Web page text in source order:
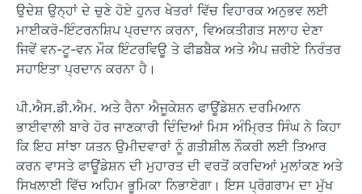
ਉਦੇਸ਼ ਉਨ੍ਹਾਂ ਦੇ ਚੁਣੇ ਹੋਏ ਹੁਨਰ ਖੇਤਰਾਂ ਵਿੱਚ ਵਿਹਾਰਕ ਅਨੁਭਵ ਲਈ
ਮਾਈਕਰੋ-ਇੰਟਰਨਸ਼ਿਪ ਪ੍ਰਦਾਨ ਕਰਨਾ, ਵਿਅਕਤੀਗਤ ਸਲਾਹ ਦੇਣਾ
ਜਿਵੇਂ ਵਨ-ਟੂ-ਵਨ ਮੌਕ ਇੰਟਰਵਿਊ ਤੇ ਫੀਡਬੈਕ ਅਤੇ ਐਪ ਜ਼ਰੀਏ ਨਿਰੰਤਰ
ਸਹਾਇਤਾ ਪ੍ਰਦਾਨ ਕਰਨਾ ਹੈ।
ਪੀ.ਐਸ.ਡੀ.ਐਮ. ਅਤੇ ਰੈਨਾ ਐਜੂਕੇਸ਼ਨ ਫਾਊਂਡੇਸ਼ਨ ਦਰਮਿਆਨ
ਭਾਈਵਾਲੀ ਬਾਰੇ ਹੋਰ ਜਾਣਕਾਰੀ ਦਿੰਦਿਆਂ ਮਿਸ ਅੰਮ੍ਰਿਤ ਸਿੰਘ ਨੇ ਕਿਹਾ
ਕਿ ਇਹ ਸਾਂਝਾ ਯਤਨ ਉਮੀਦਵਾਰਾਂ ਨੂੰ ਗਤੀਸ਼ੀਲ ਨੌਕਰੀ ਲਈ ਤਿਆਰ
ਕਰਨ ਵਾਸਤੇ ਫਾਊਂਡੇਸ਼ਨ ਦੀ ਮੁਹਾਰਤ ਦੀ ਵਰਤੋਂ ਕਰਦਿਆਂ ਮੁਲਾਂਕਣ ਅਤੇ
ਸਿਖਲਾਈ ਵਿੱਚ ਅਹਿਮ ਭੂਮਿਕਾ ਨਿਭਾਏਗਾ। ਇਸ ਪ੍ਰੋਗਰਾਮ ਦਾ ਮੁੱਖ